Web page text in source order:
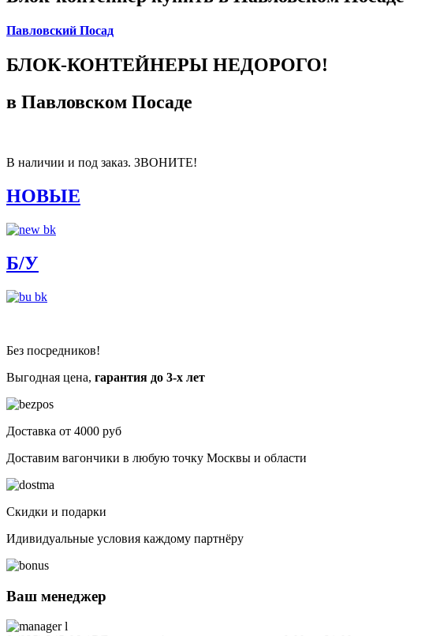
Павловский Посад
БЛОК-КОНТЕЙНЕРЫ НЕДОРОГО!
в Павловском Посаде
В наличии и под заказ. ЗВОНИТЕ!
НОВЫЕ
Б/У
Без посредников!
Выгодная цена, гарантия до 3-х лет
Доставка от 4000 руб
Доставим вагончики в любую точку Москвы и области
Скидки и подарки
Идивидуальные условия каждому партнёру
Ваш менеджер